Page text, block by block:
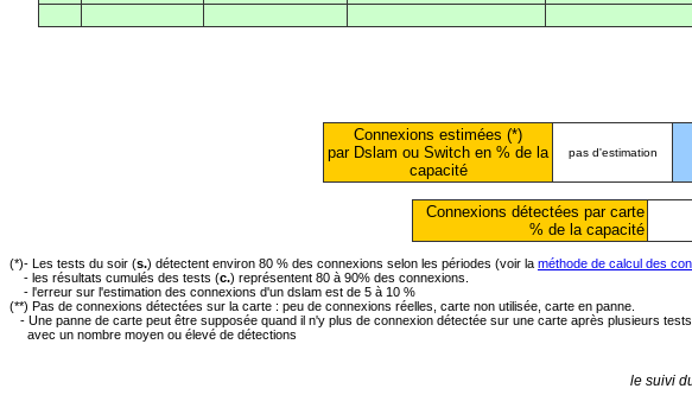
Connexions estimées (*)
par Dslam ou Switch en % de la
capacité
pas d'estimation
Connexions détectées par carte
% de la capacité
(*)- Les tests du soir (s.) détectent environ 80 % des connexions selon les périodes (voir la méthode de calcul des
- les résultats cumulés des tests (c.) représentent 80 à 90% des connexions.
- l'erreur sur l'estimation des connexions d'un dslam est de 5 à 10 %
(**) Pas de connexions détectées sur la carte : peu de connexions réelles, carte non utilisée, carte en panne.
- Une panne de carte peut être supposée quand il n'y plus de connexion détectée sur une carte après plusieurs
avec un nombre moyen ou élevé de détections
le suivi